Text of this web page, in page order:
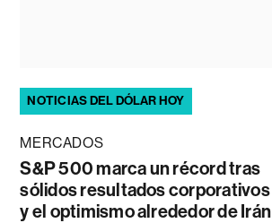
NOTICIAS DEL DÓLAR HOY
MERCADOS
S&P 500 marca un récord tras
sólidos resultados corporativos
y el optimismo alrededor de Irán